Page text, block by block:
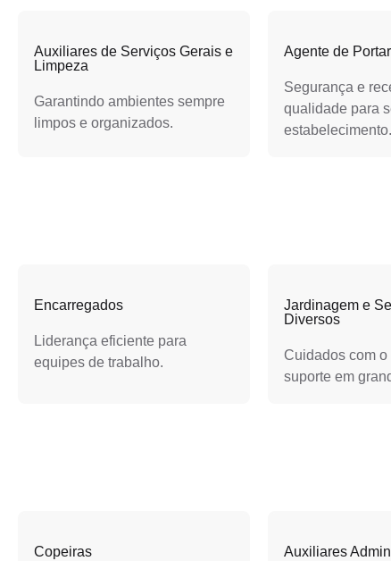
Auxiliares de Serviços Gerais e
Limpeza
Garantindo ambientes sempre
limpos e organizados.
Agente de
Segurança e
qualidade para
estabelecimento.
Encarregados
Liderança eficiente para
equipes de trabalho.
Jardinagem e
Diversos
Cuidados com
suporte em
Copeiras Auxiliares